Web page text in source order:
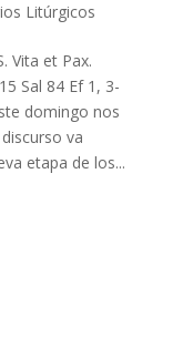
Litúrgicos
Vita et Pax.
Sal 84 Ef 1, 3-
domingo nos
va
etapa de los...